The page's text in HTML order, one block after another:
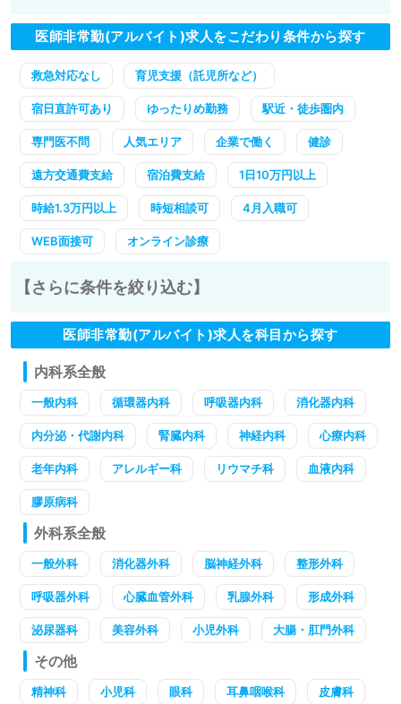
医師非常勤(アルバイト)求人をこだわり条件から探す
救急対応なし 育児支援（託児所など）
宿日直許可あり ゆったりめ勤務 駅近・徒歩圏内
専門医不問 人気エリア 企業で働く 健診
遠方交通費支給 宿泊費支給 1日10万円以上
時給1.3万円以上 時短相談可 4月入職可
WEB面接可 オンライン診療
【さらに条件を絞り込む】
医師非常勤(アルバイト)求人を科目から探す
内科系全般
一般内科 循環器内科 呼吸器内科 消化器内科
内分泌・代謝内科 腎臓内科 神経内科 心療内科
老年内科 アレルギー科 リウマチ科 血液内科
膠原病科
外科系全般
一般外科 消化器外科 脳神経外科 整形外科
呼吸器外科 心臓血管外科 乳腺外科 形成外科
泌尿器科 美容外科 小児外科 大腸・肛門外科
その他
精神科 小児科 眼科 耳鼻咽喉科 皮膚科